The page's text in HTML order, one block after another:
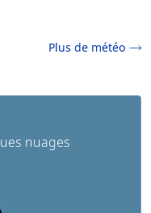
Plus de météo
nuages